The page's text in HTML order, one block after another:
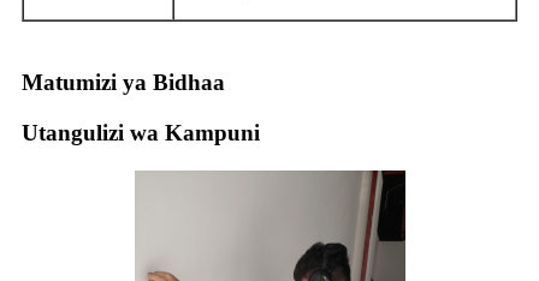
Matumizi ya Bidhaa
Utangulizi wa Kampuni